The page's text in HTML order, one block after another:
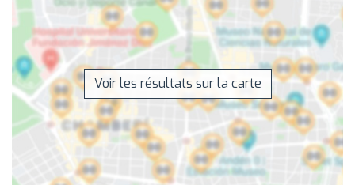
Voir les résultats sur la carte